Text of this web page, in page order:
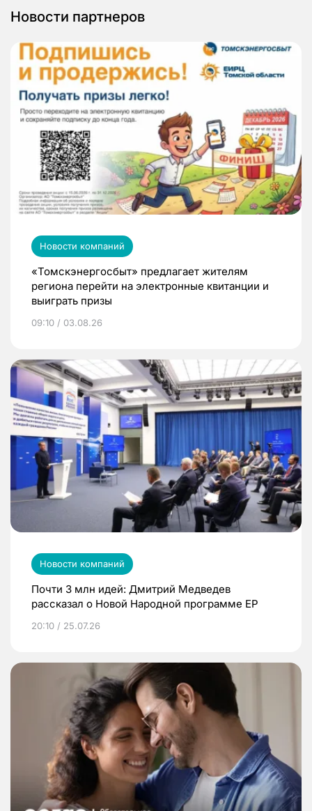
Новости партнеров
Новости компаний
«Томскэнергосбыт» предлагает жителям
региона перейти на электронные квитанции и
выиграть призы
09:10 / 03.08.26
Новости компаний
Почти 3 млн идей: Дмитрий Медведев
рассказал о Новой Народной программе ЕР
20:10 / 25.07.26